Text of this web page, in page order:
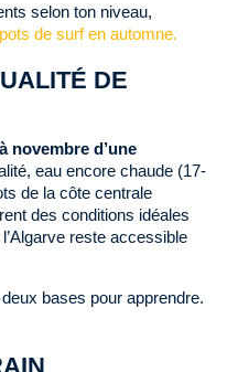
selon ton niveau,
de surf en automne.
DE
novembre d’une
eau encore chaude (17-
de la côte centrale
des conditions idéales
reste accessible
bases pour apprendre.